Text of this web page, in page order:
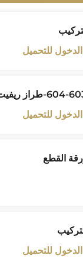
للتحميل
للتحميل
للتحميل